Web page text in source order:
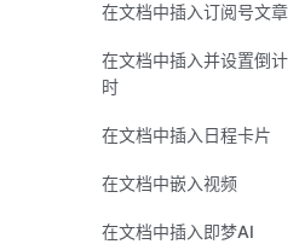
在文档中插入订阅号文章
在文档中插入并设置倒计
时
在文档中插入日程卡片
在文档中嵌入视频
在文档中插入即梦AI